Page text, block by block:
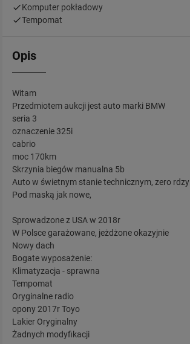
Komputer pokładowy
Tempomat
Opis
Witam
Przedmiotem aukcji jest auto marki BMW
seria 3
oznaczenie 325i
cabrio
moc 170km
Skrzynia biegów manualna 5b
Auto w świetnym stanie technicznym, zero rdzy
Pod maską jak nowe,
Sprowadzone z USA w 2018r
W Polsce garażowane, jeżdżone okazyjnie
Nowy dach
Bogate wyposażenie:
Klimatyzacja - sprawna
Tempomat
Oryginalne radio
opony 2017r Toyo
Lakier Oryginalny
Żadnych modyfikacji